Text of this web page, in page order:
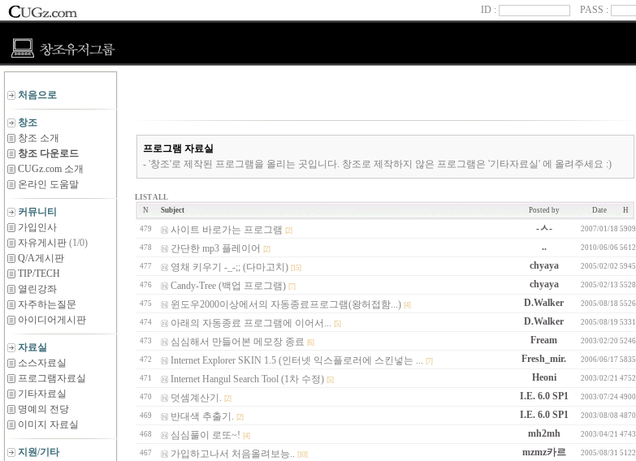
ID : PASS :
처음으로
창조
창조 소개
창조 다운로드
CUGz.com 소개
온라인 도움말
커뮤니티
가입인사
자유게시판 (1/0)
Q/A게시판
TIP/TECH
열린강좌
자주하는질문
아이디어게시판
자료실
소스자료실
프로그램자료실
기타자료실
명예의 전당
이미지 자료실
지원/기타
프로그램 자료실
- '창조'로 제작된 프로그램을 올리는 곳입니다. 창조로 제작하지 않은 프로그램은 '기타자료실' 에 올려주세요 :)
LIST ALL
N
Subject Posted by Date H
479 사이트 바로가는 프로그램 [2] -ㅅ- 2007/01/18 5909
478 간단한 mp3 플레이어 [2] .. 2010/06/06 5612
477 영채 키우기 -_-;; (다마고치) [15] chyaya 2005/02/02 5945
476 Candy-Tree (백업 프로그램) [7] chyaya 2005/02/13 5528
475 윈도우2000이상에서의 자동종료프로그램(왕허접함...) [4] D.Walker 2005/08/18 5526
474 아래의 자동종료 프로그램에 이어서... [5] D.Walker 2005/08/19 5331
473 심심해서 만들어본 메모장 종료 [6] Fream 2003/02/20 5246
472 Internet Explorer SKIN 1.5 (인터넷 익스플로러에 스킨넣는 ... [7] Fresh_mir. 2006/06/17 5835
471 Internet Hangul Search Tool (1차 수정) [5] Heoni 2003/02/21 4752
470 덧셈계산기. [2] I.E. 6.0 SP1 2003/07/244900
469 반대색 추출기. [2] I.E. 6.0 SP1 2003/08/08 4870
468 심심풀이 로또~! [4] mh2mh 2003/04/21 4743
467 가입하고나서 처음올려보능.. [10] mzmz카르 2005/08/31 5122